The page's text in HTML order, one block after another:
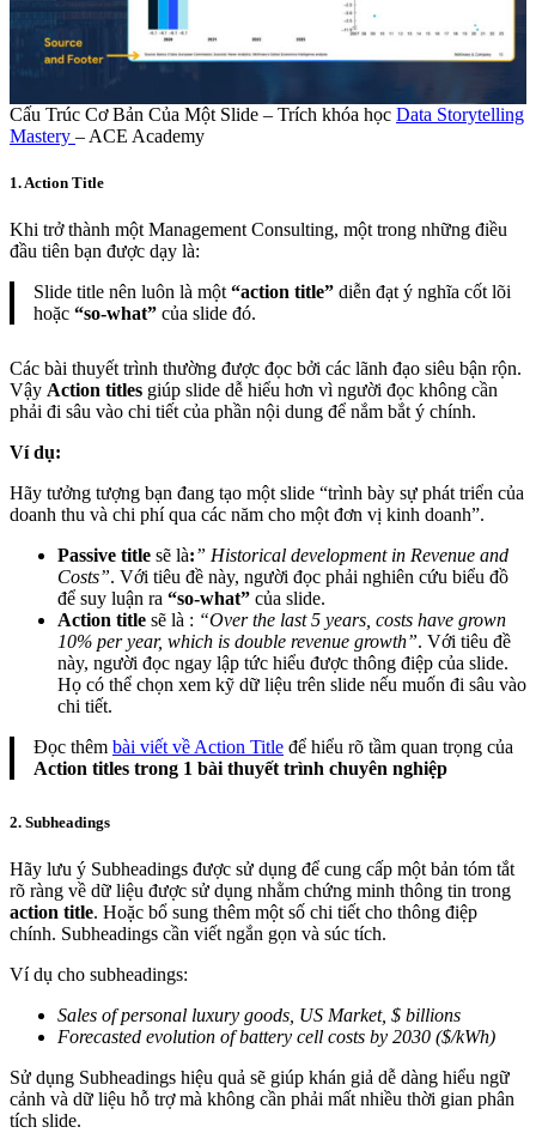
Cấu Trúc Cơ Bản Của Một Slide – Trích khóa học Data Storytelling
Mastery – ACE Academy
1. Action Title
Khi trở thành một Management Consulting, một trong những điều
đầu tiên bạn được dạy là:
Slide title nên luôn là một “action title” diễn đạt ý nghĩa cốt lõi
hoặc “so-what” của slide đó.
Các bài thuyết trình thường được đọc bởi các lãnh đạo siêu bận rộn.
Vậy Action titles giúp slide dễ hiểu hơn vì người đọc không cần
phải đi sâu vào chi tiết của phần nội dung để nắm bắt ý chính.
Ví dụ:
Hãy tưởng tượng bạn đang tạo một slide “trình bày sự phát triển của
doanh thu và chi phí qua các năm cho một đơn vị kinh doanh”.
Passive title sẽ là:” Historical development in Revenue and
Costs”. Với tiêu đề này, người đọc phải nghiên cứu biểu đồ
để suy luận ra “so-what” của slide.
Action title sẽ là : “Over the last 5 years, costs have grown
10% per year, which is double revenue growth”. Với tiêu đề
này, người đọc ngay lập tức hiểu được thông điệp của slide.
Họ có thể chọn xem kỹ dữ liệu trên slide nếu muốn đi sâu vào
chi tiết.
Đọc thêm bài viết về Action Title để hiểu rõ tầm quan trọng của
Action titles trong 1 bài thuyết trình chuyên nghiệp
2. Subheadings
Hãy lưu ý Subheadings được sử dụng để cung cấp một bản tóm tắt
rõ ràng về dữ liệu được sử dụng nhằm chứng minh thông tin trong
action title. Hoặc bổ sung thêm một số chi tiết cho thông điệp
chính. Subheadings cần viết ngắn gọn và súc tích.
Ví dụ cho subheadings:
Sales of personal luxury goods, US Market, $ billions
Forecasted evolution of battery cell costs by 2030 ($/kWh)
Sử dụng Subheadings hiệu quả sẽ giúp khán giả dễ dàng hiểu ngữ
cảnh và dữ liệu hỗ trợ mà không cần phải mất nhiều thời gian phân
tích slide.